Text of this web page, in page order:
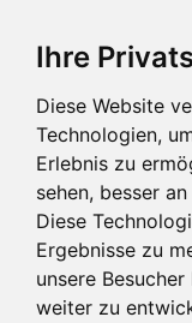
Ihre
Diese Website
Technologien,
Erlebnis zu
sehen, besser
Diese
Ergebnisse zu
unsere
weiter zu